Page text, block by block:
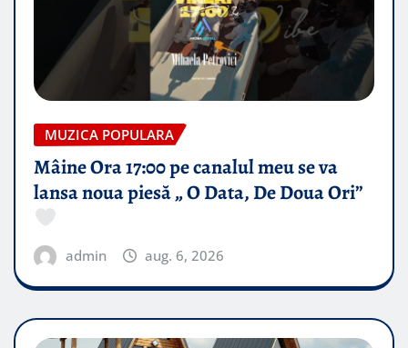
MUZICA POPULARA
Mâine Ora 17:00 pe canalul meu se va
lansa noua piesă „ O Data, De Doua Ori”
admin aug. 6, 2026